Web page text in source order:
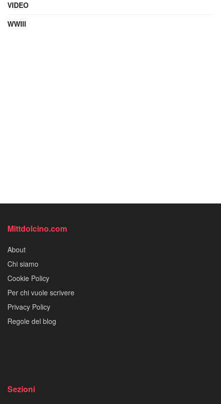
VIDEO
WWIII
Mittdolcino.com
About
Chi siamo
Cookie Policy
Per chi vuole scrivere
Privacy Policy
Regole del blog
Sezioni